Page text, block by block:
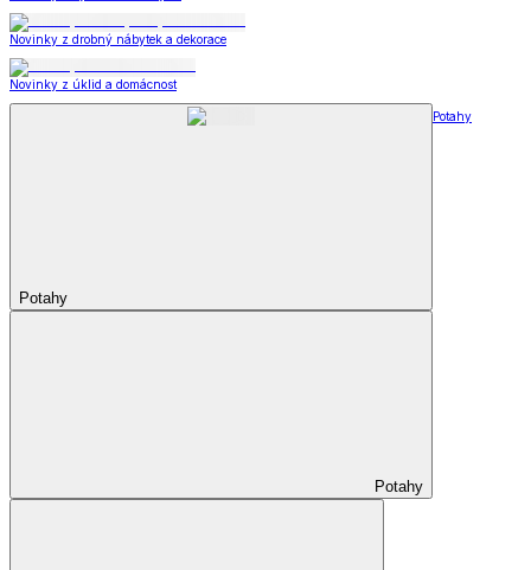
Novinky z drobný nábytek a dekorace
Novinky z úklid a domácnost
Potahy
Potahy
Potahy